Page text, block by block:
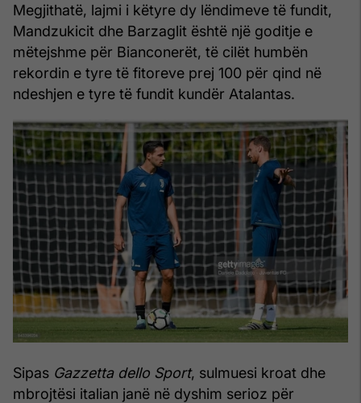
Megjithatë, lajmi i këtyre dy lëndimeve të fundit,
Mandzukicit dhe Barzaglit është një goditje e
mëtejshme për Bianconerët, të cilët humbën
rekordin e tyre të fitoreve prej 100 për qind në
ndeshjen e tyre të fundit kundër Atalantas.
Sipas Gazzetta dello Sport, sulmuesi kroat dhe
mbrojtësi italian janë në dyshim serioz për